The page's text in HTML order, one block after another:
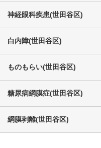
神経眼科疾患(世田谷区)
白内障(世田谷区)
ものもらい(世田谷区)
糖尿病網膜症(世田谷区)
網膜剥離(世田谷区)